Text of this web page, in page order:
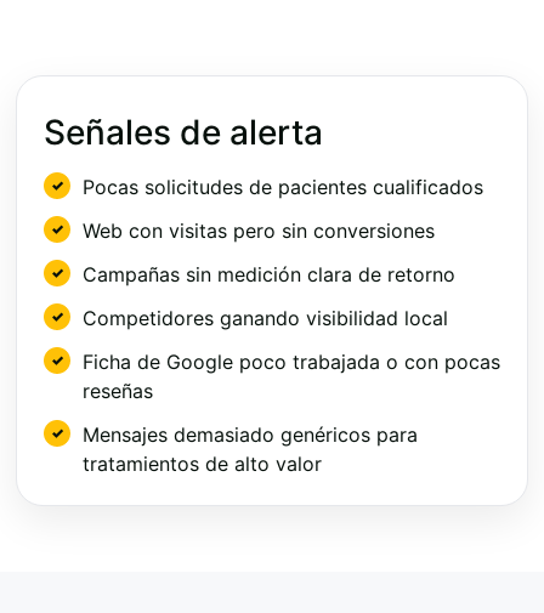
Señales de alerta
Pocas solicitudes de pacientes cualificados
Web con visitas pero sin conversiones
Campañas sin medición clara de retorno
Competidores ganando visibilidad local
Ficha de Google poco trabajada o con pocas
reseñas
Mensajes demasiado genéricos para
tratamientos de alto valor